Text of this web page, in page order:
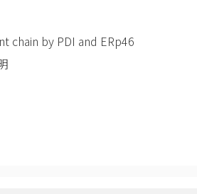
chain by PDI and ERp46